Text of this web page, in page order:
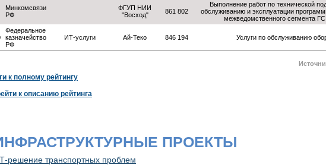
Минкомсвязи
РФ
ФГУП НИИ
"Восход"
861 802
Выполнение работ по технической
обслуживанию и эксплуатации
межведомственного сегмента
Федеральное
казначейство
РФ
ИТ-услуги Ай-Теко 846 194 Услуги по обслуживанию
к полному рейтингу
к описанию рейтинга
ПРОЕКТЫ
решение транспортных проблем